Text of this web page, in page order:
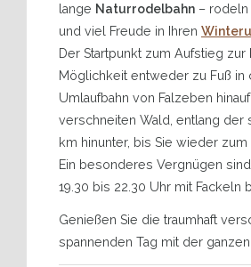
lange Naturrodelbahn – rodeln
und viel Freude in Ihren
Der Startpunkt zum Aufstieg zur
Möglichkeit entweder zu Fuß in
Umlaufbahn von Falzeben
verschneiten Wald, entlang der
km hinunter, bis Sie wieder
Ein besonderes Vergnügen
19.30 bis 22.30 Uhr mit
Genießen Sie die traumhaft
spannenden Tag mit der